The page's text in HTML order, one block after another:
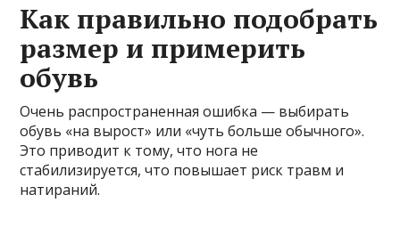
Как правильно подобрать
размер и примерить
обувь
Очень распространенная ошибка — выбирать
обувь «на вырост» или «чуть больше обычного».
Это приводит к тому, что нога не
стабилизируется, что повышает риск травм и
натираний.